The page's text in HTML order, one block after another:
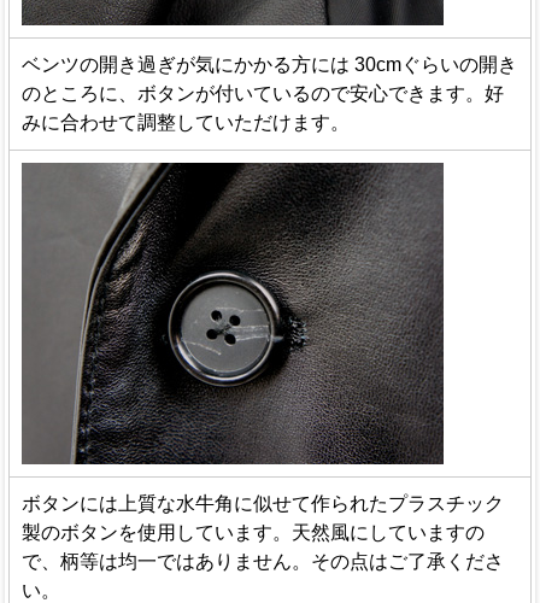
ベンツの開き過ぎが気にかかる方には 30cmぐらいの開き
のところに、ボタンが付いているので安心できます。好
みに合わせて調整していただけます。
ボタンには上質な水牛角に似せて作られたプラスチック
製のボタンを使用しています。天然風にしていますの
で、柄等は均一ではありません。その点はご了承くださ
い。